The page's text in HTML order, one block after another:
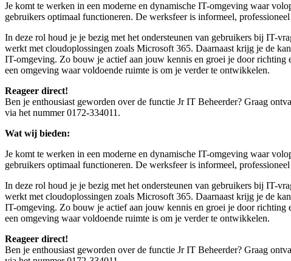
Je komt te werken in een moderne en dynamische IT-omgeving waar
gebruikers optimaal functioneren. De werksfeer is informeel,
In deze rol houd je je bezig met het ondersteunen van gebruikers bij IT-
werkt met cloudoplossingen zoals Microsoft 365. Daarnaast krijg je de
IT-omgeving. Zo bouw je actief aan jouw kennis en groei je door
een omgeving waar voldoende ruimte is om je verder te ontwikkelen.
Reageer direct!
Ben je enthousiast geworden over de functie Jr IT Beheerder? Graag
via het nummer 0172-334011.
Wat wij bieden:
Je komt te werken in een moderne en dynamische IT-omgeving waar
gebruikers optimaal functioneren. De werksfeer is informeel,
In deze rol houd je je bezig met het ondersteunen van gebruikers bij IT-
werkt met cloudoplossingen zoals Microsoft 365. Daarnaast krijg je de
IT-omgeving. Zo bouw je actief aan jouw kennis en groei je door
een omgeving waar voldoende ruimte is om je verder te ontwikkelen.
Reageer direct!
Ben je enthousiast geworden over de functie Jr IT Beheerder? Graag